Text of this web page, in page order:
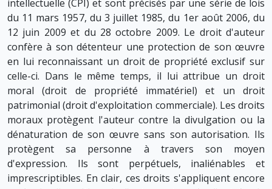
intellectuelle (CPI) et sont précisés par une série de lois
du 11 mars 1957, du 3 juillet 1985, du 1er août 2006, du
12 juin 2009 et du 28 octobre 2009. Le droit d'auteur
confère à son détenteur une protection de son œuvre
en lui reconnaissant un droit de propriété exclusif sur
celle-ci. Dans le même temps, il lui attribue un droit
moral (droit de propriété immatériel) et un droit
patrimonial (droit d'exploitation commerciale). Les droits
moraux protègent l'auteur contre la divulgation ou la
dénaturation de son œuvre sans son autorisation. Ils
protègent sa personne à travers son moyen
d'expression. Ils sont perpétuels, inaliénables et
imprescriptibles. En clair, ces droits s'appliquent encore